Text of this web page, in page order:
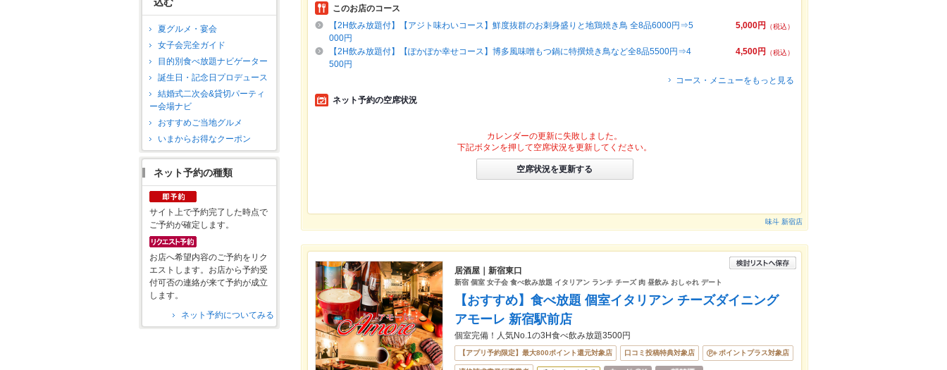
込む
夏グルメ・宴会
女子会完全ガイド
目的別食べ放題ナビゲーター
誕生日・記念日プロデュース
結婚式二次会&貸切パーティ
ー会場ナビ
おすすめご当地グルメ
いまからお得なクーポン
ネット予約の種類
サイト上で予約完了した時点で
ご予約が確定します。
お店へ希望内容のご予約をリク
エストします。お店から予約受
付可否の連絡が来て予約が成立
します。
ネット予約についてみる
このお店のコース
5,000円
（税込）
【2H飲み放題付】【アジト味わいコース】鮮度抜群のお刺身盛りと地鶏焼き鳥 全8品6000円⇒5
000円
4,500円
（税込）
【2H飲み放題付】【ぽかぽか幸せコース】博多風味噌もつ鍋に特撰焼き鳥など全8品5500円⇒4
500円
コース・メニューをもっと見る
ネット予約の空席状況
カレンダーの更新に失敗しました。
下記ボタンを押して空席状況を更新してください。
空席状況を更新する
味斗 新宿店
居酒屋｜新宿東口
新宿 個室 女子会 食べ飲み放題 イタリアン ランチ チーズ 肉 昼飲み おしゃれ デート
【おすすめ】食べ放題 個室イタリアン チーズダイニング
アモーレ 新宿駅前店
個室完備！人気No.1の3H食べ飲み放題3500円
【アプリ予約限定】最大800ポイント還元対象店 口コミ投稿特典対象店 ポイントプラス対象店